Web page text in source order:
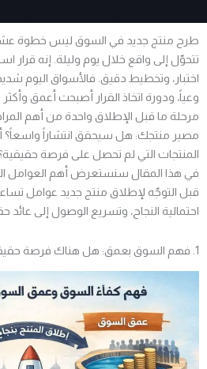
طرح منتج جديد في السوق ليس خطوة
تتحوّل إلى واقع خلال يوم وليلة. إنه قرار
اختبار، وتخطيط دقيق. فالأسواق اليوم
وعياً، ودورة اتخاذ القرار أصبحت أعمق وأكثر
مرحلة ما قبل الإطلاق واحدة من أهم
مصير منتجك: هل سيحقق انتشاراً
المنتجات التي لم تحصل على فرصة
في هذا المقال سنستعرض أهم العوامل
قبل التوجّه لإطلاق منتج جديد عوامل
احتمالية النجاح، وتسريع الوصول إلى عائد
1. فهم السوق بعمق: هل هناك فرصة حقيقية؟